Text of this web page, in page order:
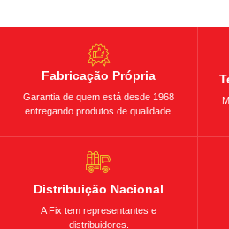
Fabricação Própria
Garantia de quem está desde 1968
entregando produtos de qualidade.
Distribuição Nacional
A Fix tem representantes e
distribuidores.